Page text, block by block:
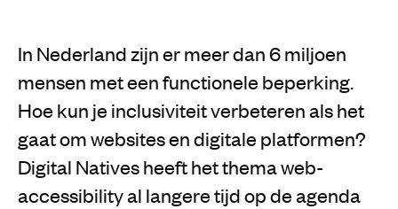
In Nederland zijn er meer dan 6 miljoen
mensen met een functionele beperking.
Hoe kun je inclusiviteit verbeteren als het
gaat om websites en digitale platformen?
Digital Natives heeft het thema web-
accessibility al langere tijd op de agenda